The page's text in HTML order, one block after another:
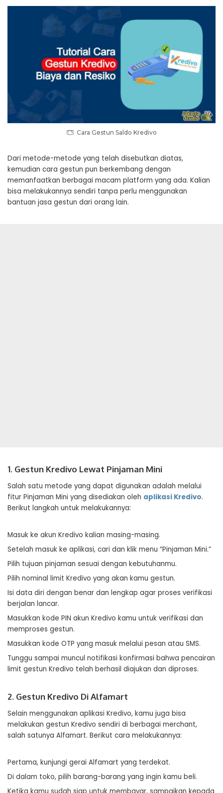
Cara Gestun Saldo Kredivo
Dari metode-metode yang telah disebutkan diatas,
kemudian cara gestun pun berkembang dengan
memanfaatkan berbagai macam platform yang ada. Kalian
bisa melakukannya sendiri tanpa perlu menggunakan
bantuan jasa gestun dari orang lain.
1. Gestun Kredivo Lewat Pinjaman Mini
Salah satu metode yang dapat digunakan adalah melalui
fitur Pinjaman Mini yang disediakan oleh aplikasi Kredivo.
Berikut langkah untuk melakukannya:
Masuk ke akun Kredivo kalian masing-masing.
Setelah masuk ke aplikasi, cari dan klik menu “Pinjaman Mini.”
Pilih tujuan pinjaman sesuai dengan kebutuhanmu.
Pilih nominal limit Kredivo yang akan kamu gestun.
Isi data diri dengan benar dan lengkap agar proses verifikasi
berjalan lancar.
Masukkan kode PIN akun Kredivo kamu untuk verifikasi dan
memproses gestun.
Masukkan kode OTP yang masuk melalui pesan atau SMS.
Tunggu sampai muncul notifikasi konfirmasi bahwa pencairan
limit gestun Kredivo telah berhasil diajukan dan diproses.
2. Gestun Kredivo Di Alfamart
Selain menggunakan aplikasi Kredivo, kamu juga bisa
melakukan gestun Kredivo sendiri di berbagai merchant,
salah satunya Alfamart. Berikut cara melakukannya:
Pertama, kunjungi gerai Alfamart yang terdekat.
Di dalam toko, pilih barang-barang yang ingin kamu beli.